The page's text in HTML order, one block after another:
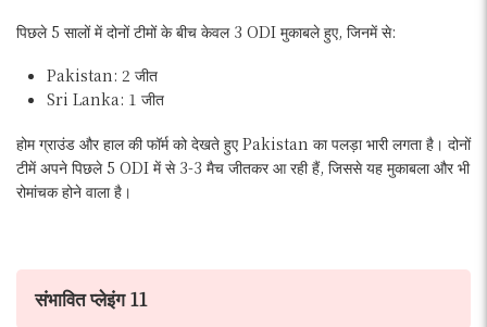
पिछले 5 सालों में दोनों टीमों के बीच केवल 3 ODI मुकाबले हुए, जिनमें से:
Pakistan: 2 जीत
Sri Lanka: 1 जीत
होम ग्राउंड और हाल की फॉर्म को देखते हुए Pakistan का पलड़ा भारी लगता है। दोनों
टीमें अपने पिछले 5 ODI में से 3-3 मैच जीतकर आ रही हैं, जिससे यह मुकाबला और भी
रोमांचक होने वाला है।
संभावित प्लेइंग 11